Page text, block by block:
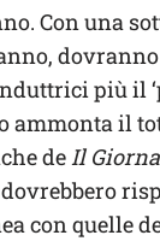
Con una
più il
ammonta il
deIl
dovrebbero
con quelle